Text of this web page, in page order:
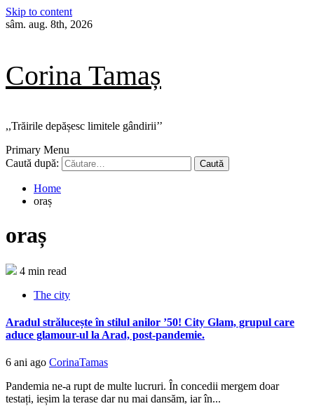
Skip to content
sâm. aug. 8th, 2026
Corina Tamaș
,,Trăirile depășesc limitele gândirii’’
Primary Menu
Caută după:
Home
oraș
oraș
4 min read
The city
Aradul strălucește în stilul anilor ’50! City Glam, grupul care
aduce glamour-ul la Arad, post-pandemie.
6 ani ago CorinaTamas
Pandemia ne-a rupt de multe lucruri. În concedii mergem doar
testați, ieșim la terase dar nu mai dansăm, iar în...